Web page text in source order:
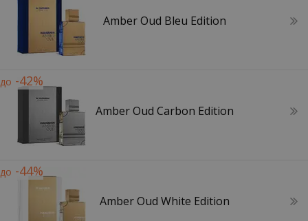
Amber Oud Bleu Edition
до -42%
Amber Oud Carbon Edition
до -44%
Amber Oud White Edition